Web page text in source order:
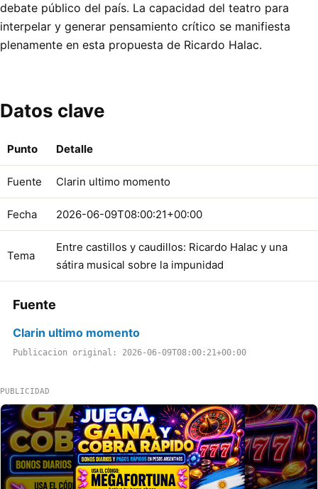
debate público del país. La capacidad del teatro para
interpelar y generar pensamiento crítico se manifiesta
plenamente en esta propuesta de Ricardo Halac.
Datos clave
Punto Detalle
Fuente Clarin ultimo momento
Fecha 2026-06-09T08:00:21+00:00
Tema
Entre castillos y caudillos: Ricardo Halac y una
sátira musical sobre la impunidad
Fuente
Clarin ultimo momento
Publicacion original: 2026-06-09T08:00:21+00:00
PUBLICIDAD